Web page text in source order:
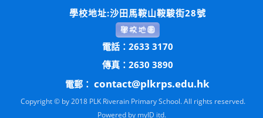
學校地址:沙田馬鞍山鞍駿街28號
電話：2633 3170
傳真：2630 3890
電郵： contact@plkrps.edu.hk
Copyright © by 2018 PLK Riverain Primary School. All rights reserved.
Powered by myID itd.